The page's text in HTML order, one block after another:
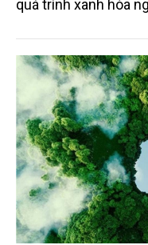
quá trình xanh hóa
đồng thời mở ra cơ
phẩm phát thải
nghiệp.